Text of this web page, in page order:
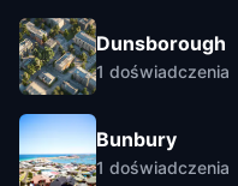
Dunsborough
1 doświadczenia
Bunbury
1 doświadczenia